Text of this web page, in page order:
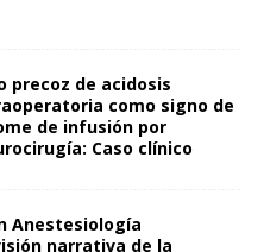
precoz de acidosis
como signo de
de infusión por
Caso clínico
Anestesiología
narrativa de la